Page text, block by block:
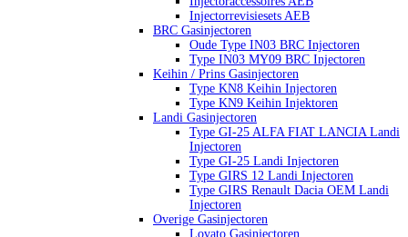
Injectorrevisiesets AEB
BRC Gasinjectoren
Oude Type IN03 BRC Injectoren
Type IN03 MY09 BRC Injectoren
Keihin / Prins Gasinjectoren
Type KN8 Keihin Injectoren
Type KN9 Keihin Injektoren
Landi Gasinjectoren
Type GI-25 ALFA FIAT LANCIA Landi
Injectoren
Type GI-25 Landi Injectoren
Type GIRS 12 Landi Injectoren
Type GIRS Renault Dacia OEM Landi
Injectoren
Overige Gasinjectoren
Lovato Gasinjectoren